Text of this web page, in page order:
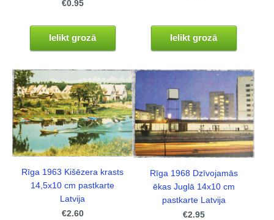
€0.95
Ielikt grozā Ielikt grozā
Rīga 1963 Kišēzera krasts
14,5x10 cm pastkarte
Latvija
€2.60
Rīga 1968 Dzīvojamās
ēkas Juglā 14x10 cm
pastkarte Latvija
€2.95